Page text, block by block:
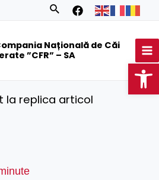
Search
Națională de Căi
”CFR” – SA
la replica articol